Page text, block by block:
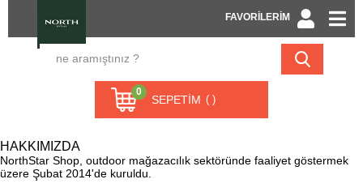
FAVORİLERİM
SEPETIM
0
HAKKIMIZDA
NorthStar Shop, outdoor mağazacılık sektöründe faaliyet göstermek
üzere Şubat 2014'de kuruldu.